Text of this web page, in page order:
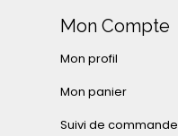
Mon Compte
Mon profil
Mon panier
Suivi de commande